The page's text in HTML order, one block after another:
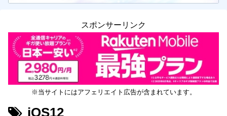
スポンサーリンク
※当サイトにはアフェリエイト広告が含まれています。
iOS12